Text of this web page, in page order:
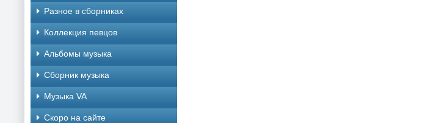
Разное в сборниках
Коллекция певцов
Альбомы музыка
Сборник музыка
Музыка VA
Скоро на сайте